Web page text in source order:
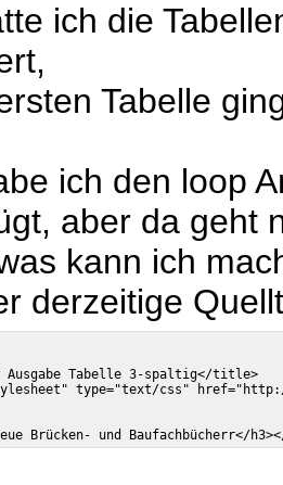
ich die
Tabelle
ich den loop
aber da geht
kann ich
derzeitige
Ausgabe Tabelle 3-spaltig</title>
type="text/css" href="http://